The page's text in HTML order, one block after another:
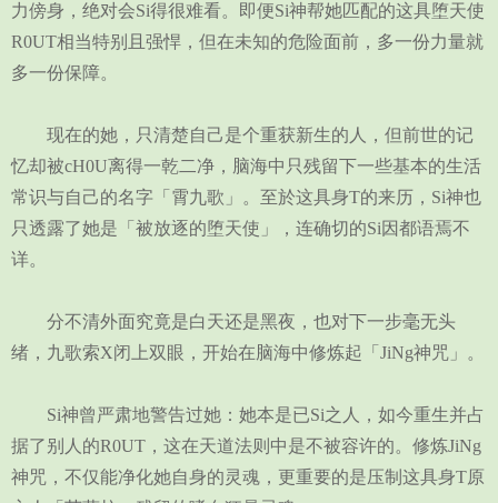
力傍身，绝对会Si得很难看。即便Si神帮她匹配的这具堕天使
R0UT相当特别且强悍，但在未知的危险面前，多一份力量就
多一份保障。
现在的她，只清楚自己是个重获新生的人，但前世的记
忆却被cH0U离得一乾二净，脑海中只残留下一些基本的生活
常识与自己的名字「霄九歌」。至於这具身T的来历，Si神也
只透露了她是「被放逐的堕天使」，连确切的Si因都语焉不
详。
分不清外面究竟是白天还是黑夜，也对下一步毫无头
绪，九歌索X闭上双眼，开始在脑海中修炼起「JiNg神咒」。
Si神曾严肃地警告过她：她本是已Si之人，如今重生并占
据了别人的R0UT，这在天道法则中是不被容许的。修炼JiNg
神咒，不仅能净化她自身的灵魂，更重要的是压制这具身T原